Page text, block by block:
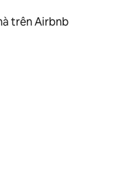
trên Airbnb